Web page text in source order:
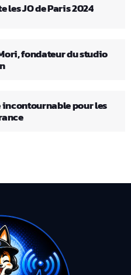
les JO de Paris 2024
fondateur du studio
incontournable pour les